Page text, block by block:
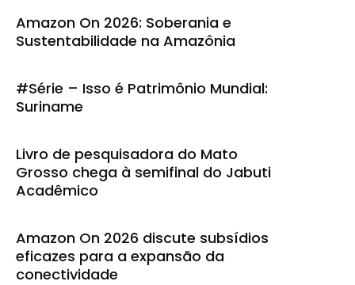
Amazon On 2026: Soberania e
Sustentabilidade na Amazônia
#Série – Isso é Patrimônio Mundial:
Suriname
Livro de pesquisadora do Mato
Grosso chega à semifinal do Jabuti
Acadêmico
Amazon On 2026 discute subsídios
eficazes para a expansão da
conectividade